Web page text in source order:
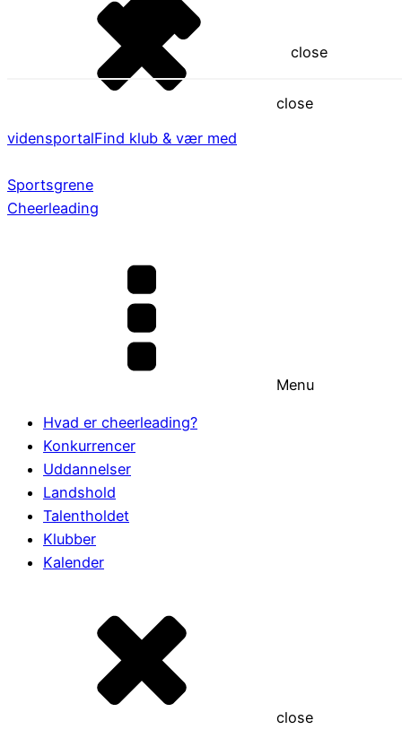
close
close
vidensportalFind klub & vær med
Sportsgrene
Cheerleading
Menu
Hvad er cheerleading?
Konkurrencer
Uddannelser
Landshold
Talentholdet
Klubber
Kalender
close